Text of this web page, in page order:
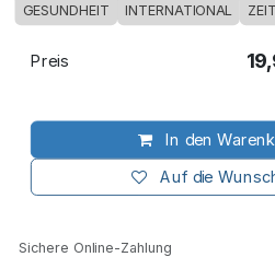
GESUNDHEIT INTERNATIONAL ZEIT
In den
Auf die
Preis
Sichere Online-Zahlung